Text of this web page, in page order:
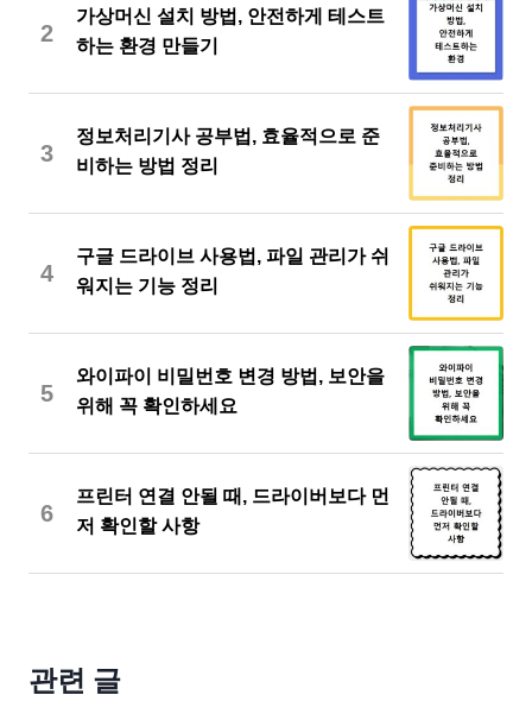
2
가상머신 설치 방법, 안전하게 테스트
하는 환경 만들기
3
정보처리기사 공부법, 효율적으로 준
비하는 방법 정리
4
구글 드라이브 사용법, 파일 관리가 쉬
워지는 기능 정리
5
와이파이 비밀번호 변경 방법, 보안을
위해 꼭 확인하세요
6
프린터 연결 안될 때, 드라이버보다 먼
저 확인할 사항
관련 글